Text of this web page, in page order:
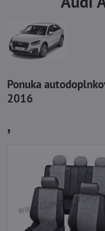
Ponuka
2016
,